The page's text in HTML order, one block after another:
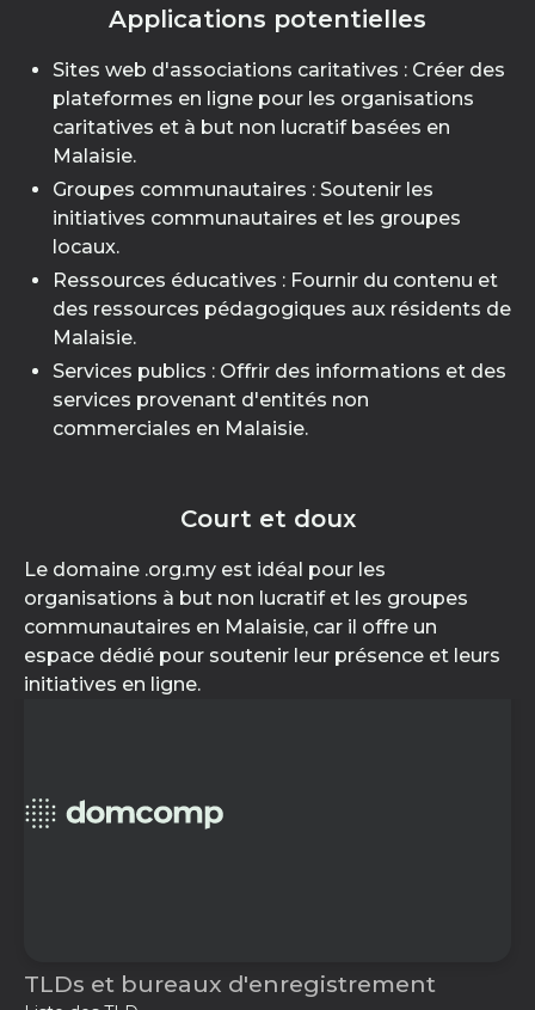
Applications potentielles
Sites web d'associations caritatives : Créer des
plateformes en ligne pour les organisations
caritatives et à but non lucratif basées en
Malaisie.
Groupes communautaires : Soutenir les
initiatives communautaires et les groupes
locaux.
Ressources éducatives : Fournir du contenu et
des ressources pédagogiques aux résidents de
Malaisie.
Services publics : Offrir des informations et des
services provenant d'entités non
commerciales en Malaisie.
Court et doux
Le domaine .org.my est idéal pour les
organisations à but non lucratif et les groupes
communautaires en Malaisie, car il offre un
espace dédié pour soutenir leur présence et leurs
initiatives en ligne.
TLDs et bureaux d'enregistrement